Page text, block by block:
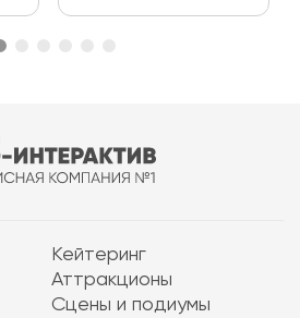
Кейтеринг
Аттракционы
Сцены и подиумы